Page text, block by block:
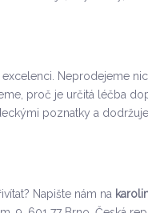
Neprodejeme
proč je určitá léčba
poznatky a
Napište nám na